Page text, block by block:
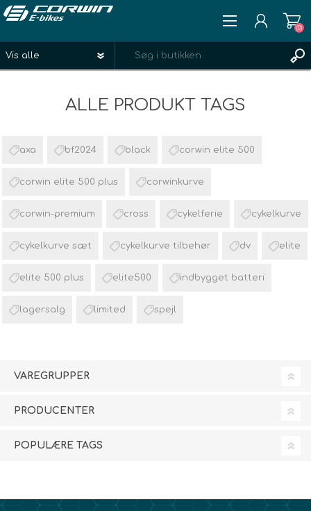
(0)
ALLE PRODUKT TAGS
axa bf2024 black corwin elite 500
corwin elite 500 plus corwinkurve
corwin-premium cross cykelferie cykelkurve
cykelkurve sæt cykelkurve tilbehør dv elite
elite 500 plus elite500 indbygget batteri
lagersalg limited spejl
VAREGRUPPER
PRODUCENTER
POPULÆRE TAGS